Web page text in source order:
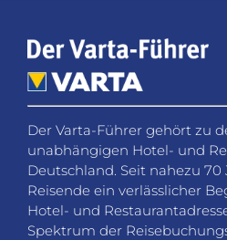
Der Varta-Führer gehört zu
unabhängigen Hotel- und
Deutschland. Seit nahezu 70
Reisende ein verlässlicher
Hotel- und
Spektrum der